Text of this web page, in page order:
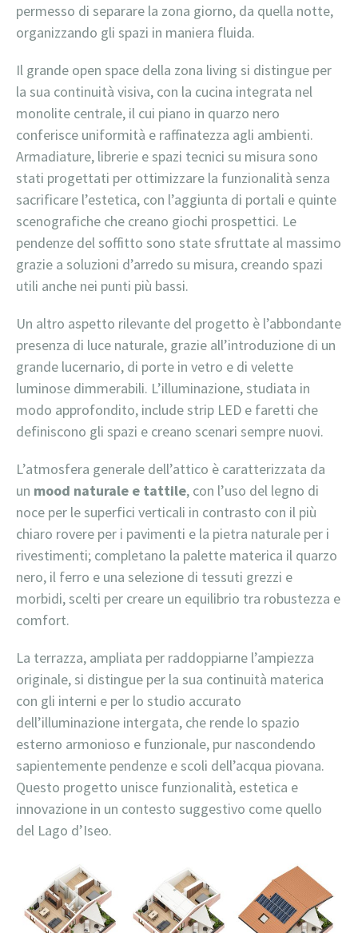
permesso di separare la zona giorno, da quella notte,
organizzando gli spazi in maniera fluida.
Il grande open space della zona living si distingue per
la sua continuità visiva, con la cucina integrata nel
monolite centrale, il cui piano in quarzo nero
conferisce uniformità e raffinatezza agli ambienti.
Armadiature, librerie e spazi tecnici su misura sono
stati progettati per ottimizzare la funzionalità senza
sacrificare l’estetica, con l’aggiunta di portali e quinte
scenografiche che creano giochi prospettici. Le
pendenze del soffitto sono state sfruttate al massimo
grazie a soluzioni d’arredo su misura, creando spazi
utili anche nei punti più bassi.
Un altro aspetto rilevante del progetto è l’abbondante
presenza di luce naturale, grazie all’introduzione di un
grande lucernario, di porte in vetro e di velette
luminose dimmerabili. L’illuminazione, studiata in
modo approfondito, include strip LED e faretti che
definiscono gli spazi e creano scenari sempre nuovi.
L’atmosfera generale dell’attico è caratterizzata da
un mood naturale e tattile, con l’uso del legno di
noce per le superfici verticali in contrasto con il più
chiaro rovere per i pavimenti e la pietra naturale per i
rivestimenti; completano la palette materica il quarzo
nero, il ferro e una selezione di tessuti grezzi e
morbidi, scelti per creare un equilibrio tra robustezza e
comfort.
La terrazza, ampliata per raddoppiarne l’ampiezza
originale, si distingue per la sua continuità materica
con gli interni e per lo studio accurato
dell’illuminazione intergata, che rende lo spazio
esterno armonioso e funzionale, pur nascondendo
sapientemente pendenze e scoli dell’acqua piovana.
Questo progetto unisce funzionalità, estetica e
innovazione in un contesto suggestivo come quello
del Lago d’Iseo.